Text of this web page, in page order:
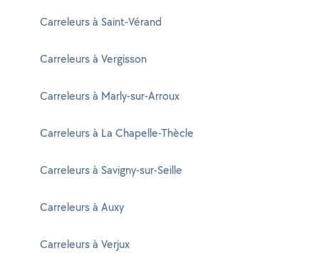
Carreleurs à Saint-Vérand
Carreleurs à Vergisson
Carreleurs à Marly-sur-Arroux
Carreleurs à La Chapelle-Thècle
Carreleurs à Savigny-sur-Seille
Carreleurs à Auxy
Carreleurs à Verjux